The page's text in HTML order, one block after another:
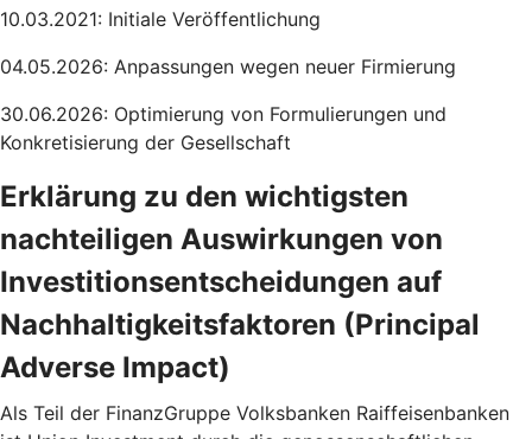
10.03.2021: Initiale Veröffentlichung
04.05.2026: Anpassungen wegen neuer Firmierung
30.06.2026: Optimierung von Formulierungen und
Konkretisierung der Gesellschaft
Erklärung zu den wichtigsten
nachteiligen Auswirkungen von
Investitionsentscheidungen auf
Nachhaltigkeitsfaktoren (Principal
Adverse Impact)
Als Teil der FinanzGruppe Volksbanken Raiffeisenbanken